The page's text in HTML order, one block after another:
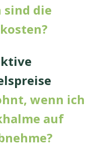
sind die
wenn ich
auf